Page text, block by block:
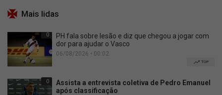
Mais lidas
0
PH fala sobre lesão e diz que chegou a jogar com
dor para ajudar o Vasco
06/08/2026 • 00:02
TOP
0
Assista a entrevista coletiva de Pedro Emanuel
após classificação